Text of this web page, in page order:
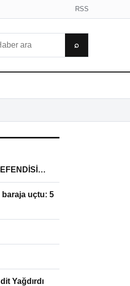
RSS
⌕
baraja uçtu: 5
Yağdırdı